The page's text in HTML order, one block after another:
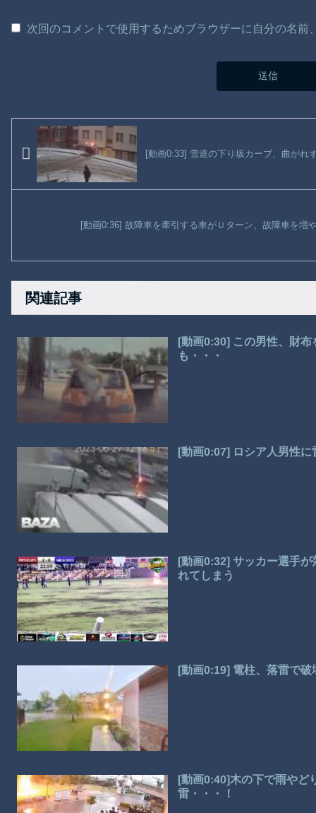
次回のコメントで使用するためブラウザーに自分の名
[動画0:33] 雪道の下り坂カーブ、曲がれ
[動画0:36] 故障車を牽引する車がＵターン、故障車を増
関連記事
[動画0:30] この男性、財
も・・・
[動画0:07] ロシア人男性
[動画0:32] サッカー選手
れてしまう
[動画0:19] 電柱、落雷で破
[動画0:40]木の下で雨やど
雷・・・！